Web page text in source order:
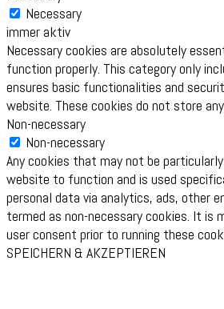
Necessary
immer aktiv
Necessary cookies are absolutely
function properly. This category only
ensures basic functionalities and
website. These cookies do not store
Non-necessary
Non-necessary
Any cookies that may not be
website to function and is used
personal data via analytics, ads, other
termed as non-necessary cookies. It is
user consent prior to running these
SPEICHERN & AKZEPTIEREN